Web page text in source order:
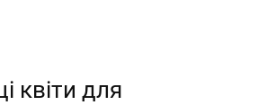
квіти для